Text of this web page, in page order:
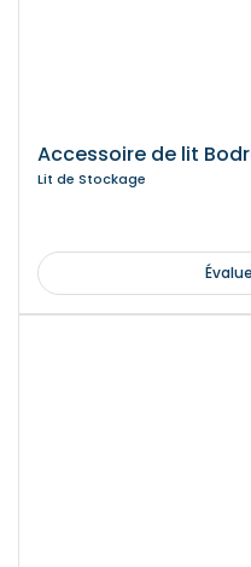
Accessoire de lit
Lit de Stockage